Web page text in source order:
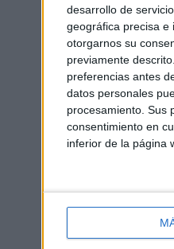
desarrollo de
geográfica precisa e
otorgarnos su
previamente
preferencias antes
datos personales
procesamiento. Sus
consentimiento en
inferior de la página